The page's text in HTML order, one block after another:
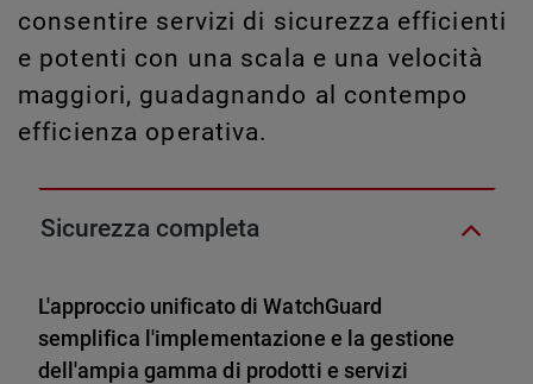
consentire servizi di sicurezza efficienti
e potenti con una scala e una velocità
maggiori, guadagnando al contempo
efficienza operativa.
Sicurezza completa
L'approccio unificato di WatchGuard
semplifica l'implementazione e la gestione
dell'ampia gamma di prodotti e servizi